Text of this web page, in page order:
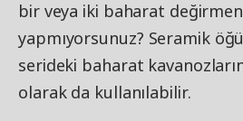
bir veya iki baharat
yapmıyorsunuz? Seramik
serideki baharat
olarak da kullanılabilir.